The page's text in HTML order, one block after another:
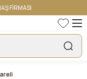
FİRMASI